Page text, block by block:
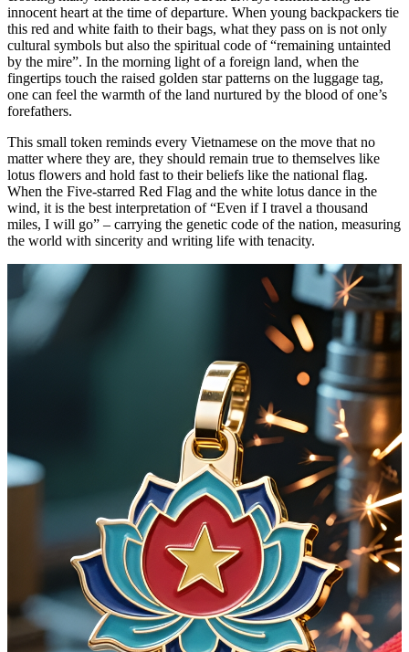
innocent heart at the time of departure. When young backpackers tie
this red and white faith to their bags, what they pass on is not only
cultural symbols but also the spiritual code of “remaining untainted
by the mire”. In the morning light of a foreign land, when the
fingertips touch the raised golden star patterns on the luggage tag,
one can feel the warmth of the land nurtured by the blood of one’s
forefathers.
This small token reminds every Vietnamese on the move that no
matter where they are, they should remain true to themselves like
lotus flowers and hold fast to their beliefs like the national flag.
When the Five-starred Red Flag and the white lotus dance in the
wind, it is the best interpretation of “Even if I travel a thousand
miles, I will go” – carrying the genetic code of the nation, measuring
the world with sincerity and writing life with tenacity.